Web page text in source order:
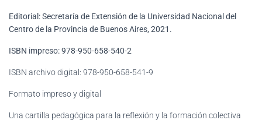
Editorial: Secretaría de Extensión de la Universidad Nacional del
Centro de la Provincia de Buenos Aires, 2021.
ISBN impreso: 978-950-658-540-2
ISBN archivo digital: 978-950-658-541-9
Formato impreso y digital
Una cartilla pedagógica para la reflexión y la formación colectiva